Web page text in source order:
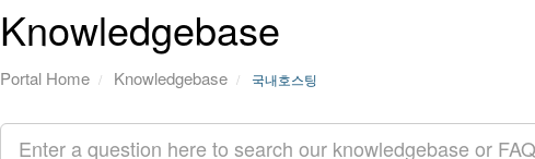
Knowledgebase
Portal Home Knowledgebase 국내호스팅